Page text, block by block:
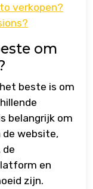
verkopen?
om
beste is om
belangrijk om
de website,
de
en
zijn.